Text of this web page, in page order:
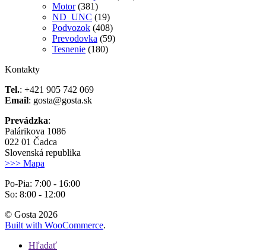
Motor (381)
ND_UNC (19)
Podvozok (408)
Prevodovka (59)
Tesnenie (180)
Kontakty
Tel.: +421 905 742 069
Email: gosta@gosta.sk
Prevádzka:
Palárikova 1086
022 01 Čadca
Slovenská republika
>>> Mapa
Po-Pia: 7:00 - 16:00
So: 8:00 - 12:00
© Gosta 2026
Built with WooCommerce.
Hľadať